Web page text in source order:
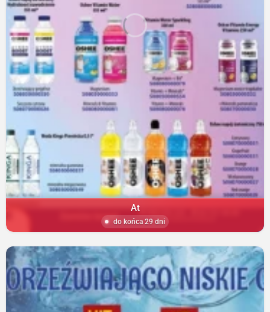
At
do końca 29 dni